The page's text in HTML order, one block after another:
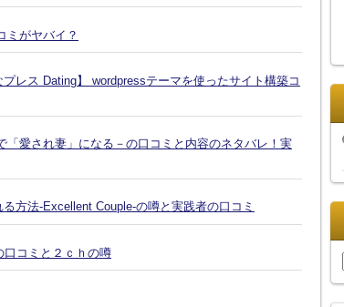
がヤバイ？
レス Dating】 wordpressテーマを使ったサイト構築コ
愛され妻」になる－の口コミと内容のネタバレ！実
方法-Excellent Couple-の噂と実践者の口コミ
コミと２ｃｈの噂